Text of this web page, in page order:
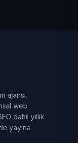
ajansı.
web
dahil yıllık
yayına